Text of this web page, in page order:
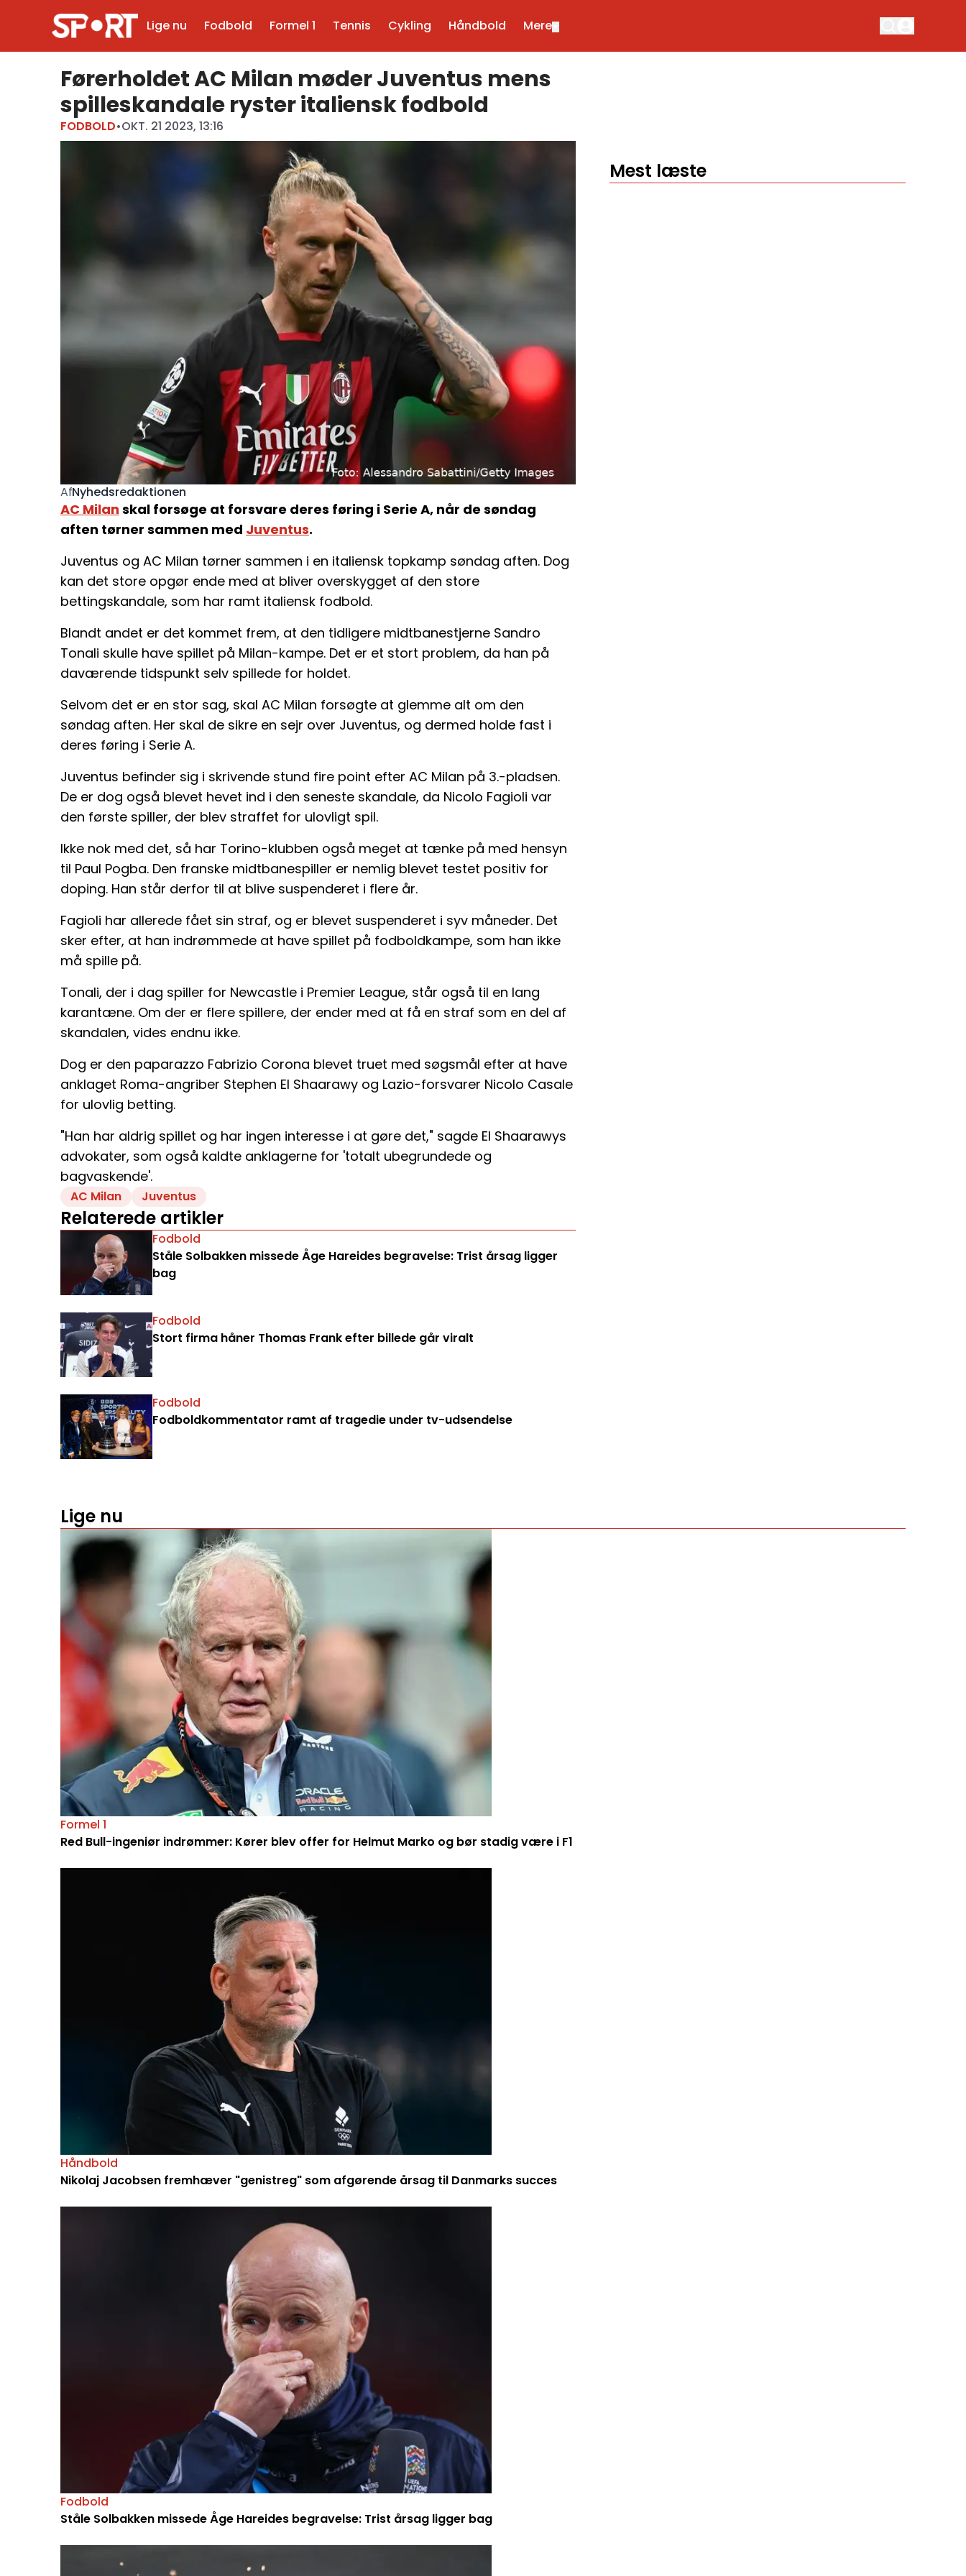
Lige nu Fodbold Formel 1 Tennis Cykling Håndbold Mere
Førerholdet AC Milan møder Juventus mens
spilleskandale ryster italiensk fodbold
FODBOLD•OKT. 21 2023, 13:16
AfNyhedsredaktionen
AC Milan skal forsøge at forsvare deres føring i Serie A, når de søndag
aften tørner sammen med Juventus.
Juventus og AC Milan tørner sammen i en italiensk topkamp søndag aften. Dog
kan det store opgør ende med at bliver overskygget af den store
bettingskandale, som har ramt italiensk fodbold.
Blandt andet er det kommet frem, at den tidligere midtbanestjerne Sandro
Tonali skulle have spillet på Milan-kampe. Det er et stort problem, da han på
daværende tidspunkt selv spillede for holdet.
Selvom det er en stor sag, skal AC Milan forsøgte at glemme alt om den
søndag aften. Her skal de sikre en sejr over Juventus, og dermed holde fast i
deres føring i Serie A.
Juventus befinder sig i skrivende stund fire point efter AC Milan på 3.-pladsen.
De er dog også blevet hevet ind i den seneste skandale, da Nicolo Fagioli var
den første spiller, der blev straffet for ulovligt spil.
Ikke nok med det, så har Torino-klubben også meget at tænke på med hensyn
til Paul Pogba. Den franske midtbanespiller er nemlig blevet testet positiv for
doping. Han står derfor til at blive suspenderet i flere år.
Fagioli har allerede fået sin straf, og er blevet suspenderet i syv måneder. Det
sker efter, at han indrømmede at have spillet på fodboldkampe, som han ikke
må spille på.
Tonali, der i dag spiller for Newcastle i Premier League, står også til en lang
karantæne. Om der er flere spillere, der ender med at få en straf som en del af
skandalen, vides endnu ikke.
Dog er den paparazzo Fabrizio Corona blevet truet med søgsmål efter at have
anklaget Roma-angriber Stephen El Shaarawy og Lazio-forsvarer Nicolo Casale
for ulovlig betting.
"Han har aldrig spillet og har ingen interesse i at gøre det," sagde El Shaarawys
advokater, som også kaldte anklagerne for 'totalt ubegrundede og
bagvaskende'.
AC Milan Juventus
Relaterede artikler
Fodbold
Ståle Solbakken missede Åge Hareides begravelse: Trist årsag ligger
bag
Fodbold
Stort firma håner Thomas Frank efter billede går viralt
Fodbold
Fodboldkommentator ramt af tragedie under tv-udsendelse
Mest læste
Lige nu
Formel 1
Red Bull-ingeniør indrømmer: Kører blev offer for Helmut Marko og bør stadig være i F1
Håndbold
Nikolaj Jacobsen fremhæver "genistreg" som afgørende årsag til Danmarks succes
Fodbold
Ståle Solbakken missede Åge Hareides begravelse: Trist årsag ligger bag